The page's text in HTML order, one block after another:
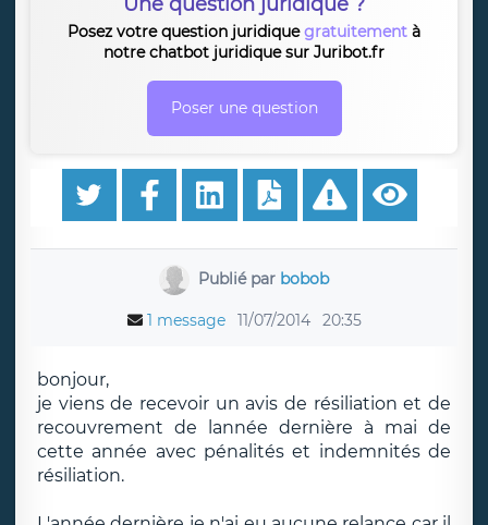
Posez votre question juridiquegratuitement à
notre chatbot juridique sur Juribot.fr
Poser une question
Publié par bobob
1 message 11/07/2014 20:35
bonjour,
je viens de recevoir un avis de résiliation et de
recouvrement de lannée dernière à mai de
cette année avec pénalités et indemnités de
résiliation.